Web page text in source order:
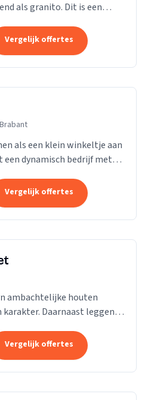
als granito. Dit is een
in elke vorm....
Vergelijk offertes
als een klein winkeltje aan
dynamisch bedrijf met
van parket, kurk en...
Vergelijk offertes
ambachtelijke houten
Daarnaast leggen
vloeren. Heeft u al een...
Vergelijk offertes